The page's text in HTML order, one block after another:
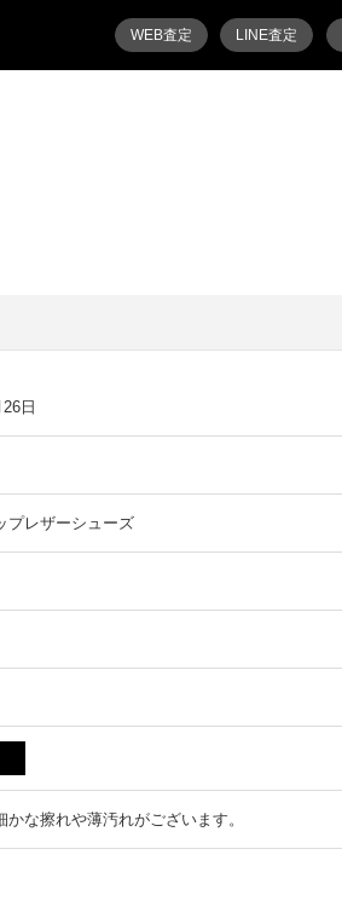
WEB査定 LINE査定
日
プレザーシューズ
かな擦れや薄汚れがございます。